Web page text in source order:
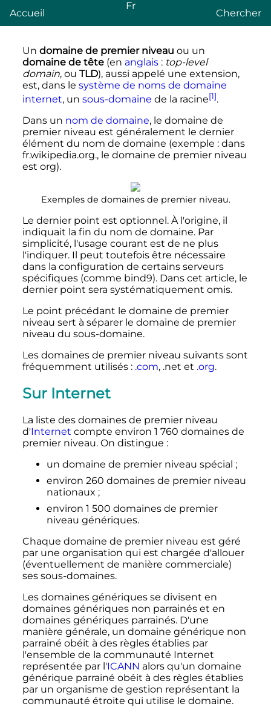
Accueil
Fr
Chercher
Un domaine de premier niveau ou un
domaine de tête(en anglais: top-level
domain, ou TLD), aussi appelé une extension,
est, dans le système de noms de domaine
internet, un sous-domaine de la racine[1].
Dans un nom de domaine, le domaine de
premier niveau est généralement le dernier
élément du nom de domaine (exemple : dans
fr.wikipedia.org.​, le domaine de premier niveau
est org​).
Exemples de domaines de premier niveau.
Le dernier point est optionnel. À l'origine, il
indiquait la fin du nom de domaine. Par
simplicité, l'usage courant est de ne plus
l'indiquer. Il peut toutefois être nécessaire
dans la configuration de certains serveurs
spécifiques (comme bind9). Dans cet article, le
dernier point sera systématiquement omis.
Le point précédant le domaine de premier
niveau sert à séparer le domaine de premier
niveau du sous-domaine.
Les domaines de premier niveau suivants sont
fréquemment utilisés : .com, .net et .org.
Sur Internet
La liste des domaines de premier niveau
d'Internet compte environ 1 760 domainesde
premier niveau. On distingue :
un domaine de premier niveau spécial ;
environ 260 domainesde premier niveau
nationaux ;
environ 1 500 domainesde premier
niveau génériques.
Chaque domaine de premier niveau est géré
par une organisation qui est chargée d'allouer
(éventuellement de manière commerciale)
ses sous-domaines.
Les domaines génériques se divisent en
domaines génériques non parrainés et en
domaines génériques parrainés. D'une
manière générale, un domaine générique non
parrainé obéit à des règles établies par
l'ensemble de la communauté Internet
représentée par l'ICANN alors qu'un domaine
générique parrainé obéit à des règles établies
par un organisme de gestion représentant la
communauté étroite qui utilise le domaine.